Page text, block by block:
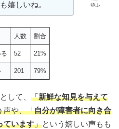
ゆふ
嬉しいね。
人数 割合
52 21%
201 79%
して、 「新鮮な知見を与えて
声や、「自分が障害者に向き合
ています」という嬉しい声もも